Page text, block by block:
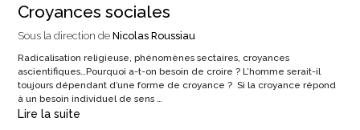
Croyances sociales
Sous la direction de Nicolas Roussiau
Radicalisation religieuse, phénomènes sectaires, croyances
ascientifiques…Pourquoi a-t-on besoin de croire ? L’homme serait-il
toujours dépendant d’une forme de croyance ? Si la croyance répond
à un besoin individuel de sens …
Lire la suite